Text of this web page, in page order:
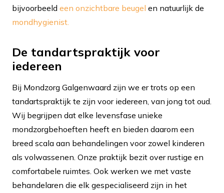
bijvoorbeeld een onzichtbare beugel en natuurlijk de
mondhygienist.
De tandartspraktijk voor
iedereen
Bij Mondzorg Galgenwaard zijn we er trots op een
tandartspraktijk te zijn voor iedereen, van jong tot oud.
Wij begrijpen dat elke levensfase unieke
mondzorgbehoeften heeft en bieden daarom een
breed scala aan behandelingen voor zowel kinderen
als volwassenen. Onze praktijk bezit over rustige en
comfortabele ruimtes. Ook werken we met vaste
behandelaren die elk gespecialiseerd zijn in het